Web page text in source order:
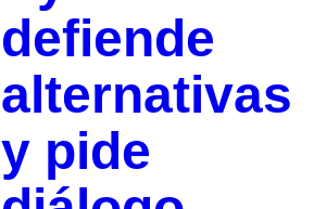
defiende
alternativas
y pide